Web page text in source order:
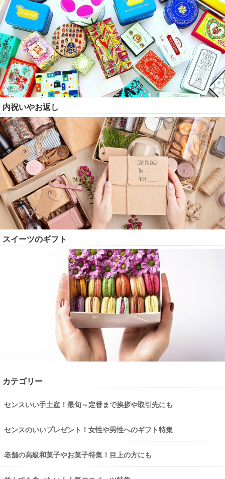
内祝いやお返し
スイーツのギフト
カテゴリー
センスいい手土産！最旬～定番まで挨拶や取引先にも
センスのいいプレゼント！女性や男性へのギフト特集
老舗の高級和菓子やお菓子特集！目上の方にも